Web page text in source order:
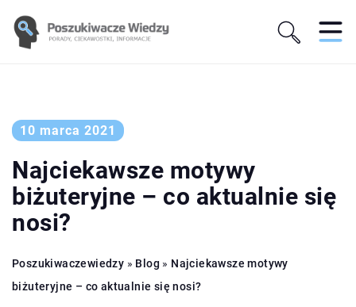
10 marca 2021
Najciekawsze motywy
biżuteryjne – co aktualnie się
nosi?
Poszukiwaczewiedzy » Blog » Najciekawsze motywy
biżuteryjne – co aktualnie się nosi?